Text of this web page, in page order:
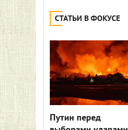
СТАТЬИ В ФОКУСЕ
Путин перед